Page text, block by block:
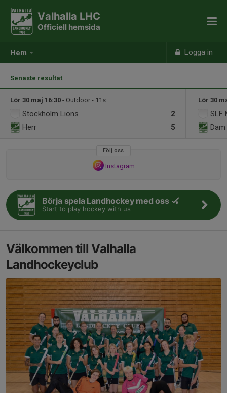
Hem Logga in
Valhalla LHC
Officiell hemsida
Senaste resultat
Lör 30 maj 16:30 - Outdoor - 11s
2
Stockholm Lions
5
Herr
Lör 30
SLF
Dam
Följ oss
Instagram
Börja spela Landhockey med oss 🏑
Start to play hockey with us
Välkommen till Valhalla
Landhockeyclub